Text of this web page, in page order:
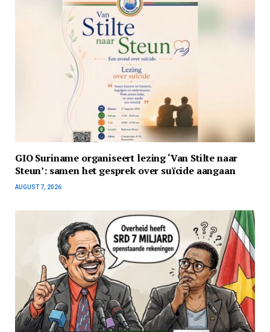
GIO Suriname organiseert lezing ‘Van Stilte naar
Steun’: samen het gesprek over suïcide aangaan
AUGUST 7, 2026